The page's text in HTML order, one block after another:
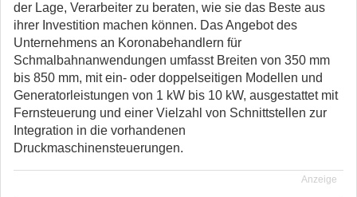
der Lage, Verarbeiter zu beraten, wie sie das Beste aus
ihrer Investition machen können. Das Angebot des
Unternehmens an Koronabehandlern für
Schmalbahnanwendungen umfasst Breiten von 350 mm
bis 850 mm, mit ein- oder doppelseitigen Modellen und
Generatorleistungen von 1 kW bis 10 kW, ausgestattet mit
Fernsteuerung und einer Vielzahl von Schnittstellen zur
Integration in die vorhandenen
Druckmaschinensteuerungen.
Anzeige